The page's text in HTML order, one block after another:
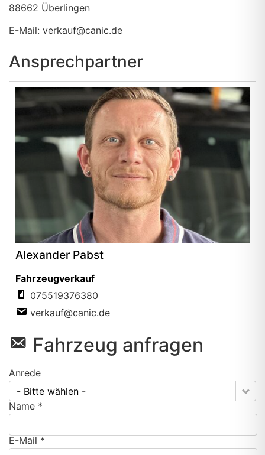
88662 Überlingen
E-Mail: verkauf@canic.de
Ansprechpartner
Alexander Pabst
Fahrzeugverkauf
075519376380
verkauf@canic.de
Fahrzeug anfragen
Anrede
- Bitte wählen -
Name *
E-Mail *